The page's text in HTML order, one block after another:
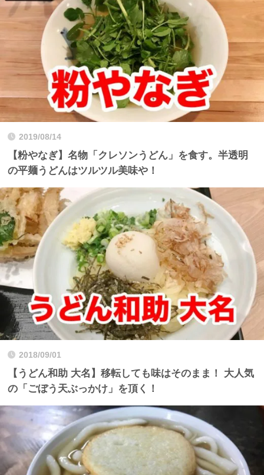
2019/08/14
【粉やなぎ】名物「クレソンうどん」を食す。半透明
の平麺うどんはツルツル美味や！
2018/09/01
【うどん和助 大名】移転しても味はそのまま！ 大人気
の「ごぼう天ぶっかけ」を頂く！